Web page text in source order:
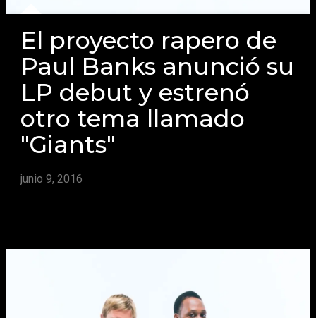
El proyecto rapero de
Paul Banks anunció su
LP debut y estrenó
otro tema llamado
"Giants"
junio 9, 2016